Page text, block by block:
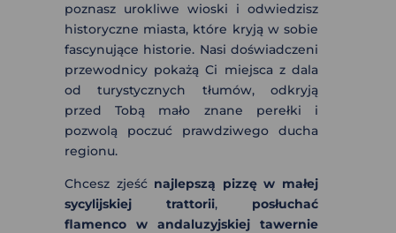
poznasz urokliwe wioski i odwiedzisz
historyczne miasta, które kryją w sobie
fascynujące historie. Nasi doświadczeni
przewodnicy pokażą Ci miejsca z dala
od turystycznych tłumów, odkryją
przed Tobą mało znane perełki i
pozwolą poczuć prawdziwego ducha
regionu.
Chcesz zjeść najlepszą pizzę w małej
sycylijskiej trattorii, posłuchać
flamenco w andaluzyjskiej tawernie